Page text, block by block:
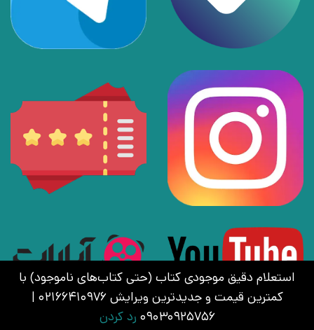
استعلام دقیق موجودی کتاب (حتی کتاب‌های ناموجود) با
کمترین قیمت و جدیدترین ویرایش 02166410976 |
09030925756 رد کردن